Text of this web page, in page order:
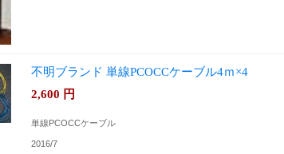
不明ブランド 単線PCOCCケーブル4ｍ×4
2,600 円
単線PCOCCケーブル
2016/7